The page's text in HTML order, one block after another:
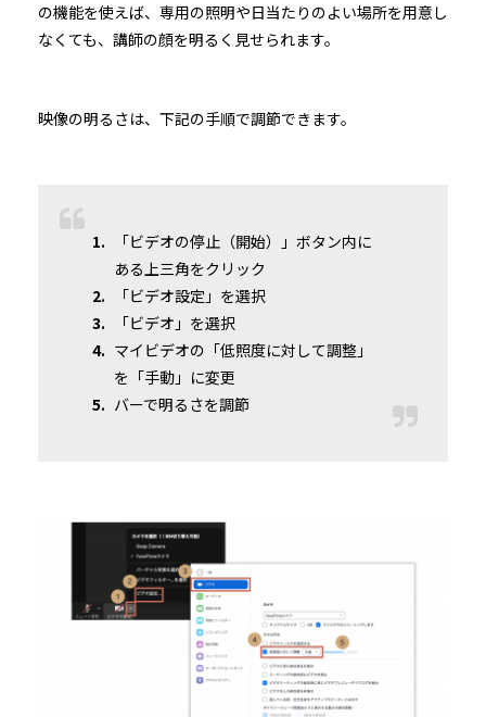
の機能を使えば、専用の照明や日当たりのよい場所を用意し
なくても、講師の顔を明るく見せられます。
映像の明るさは、下記の手順で調節できます。
「ビデオの停止（開始）」ボタン内に
ある上三角をクリック
「ビデオ設定」を選択
「ビデオ」を選択
マイビデオの「低照度に対して調整」
を「手動」に変更
バーで明るさを調節